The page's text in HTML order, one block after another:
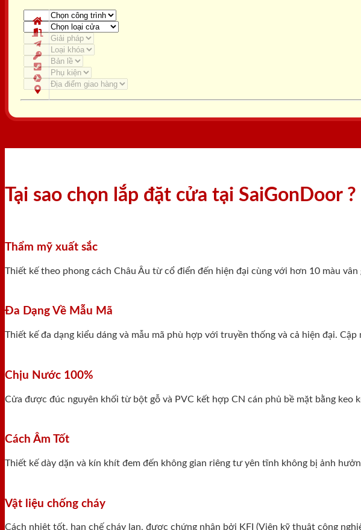
Tại sao chọn lắp đặt cửa tại SaiGonDoor ?
Thẩm mỹ xuất sắc
Thiết kế theo phong cách Châu Âu từ cổ điển đến hiện đại cùng với hơn 10 màu
Đa Dạng Về Mẫu Mã
Thiết kế đa dạng kiểu dáng và mẫu mã phù hợp với truyền thống và cả hiện đại.
Chịu Nước 100%
Cửa được đúc nguyên khối từ bột gỗ và PVC kết hợp CN cán phủ bề mặt bằng
Cách Âm Tốt
Thiết kế dày dặn và kín khít đem đến không gian riêng tư yên tĩnh không bị ảnh
Vật liệu chống cháy
Cách nhiệt tốt, hạn chế cháy lan, được chứng nhận bởi KFI (Viện kỹ thuật công